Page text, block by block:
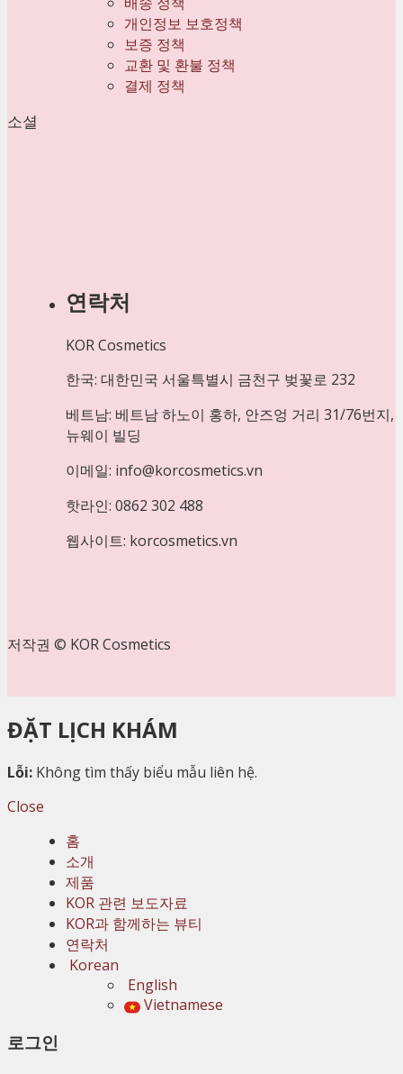
개인정보 보호정책
보증 정책
교환 및 환불 정책
결제 정책
소셜
연락처
KOR Cosmetics
한국: 대한민국 서울특별시 금천구 벚꽃로 232
베트남: 베트남 하노이 홍하, 안즈엉 거리 31/76번지,
뉴웨이 빌딩
이메일: info@korcosmetics.vn
핫라인: 0862 302 488
웹사이트: korcosmetics.vn
저작권 © KOR Cosmetics
ĐẶT LỊCH KHÁM
Lỗi: Không tìm thấy biểu mẫu liên hệ.
Close
홈
소개
제품
KOR 관련 보도자료
KOR과 함께하는 뷰티
연락처
Korean
English
Vietnamese
로그인